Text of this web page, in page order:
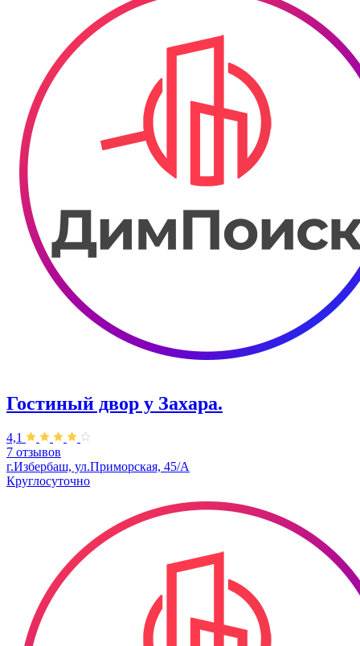
Гостиный двор у Захара.
4,1
7 отзывов
г.Избербаш, ул.Приморская, 45/А
Круглосуточно